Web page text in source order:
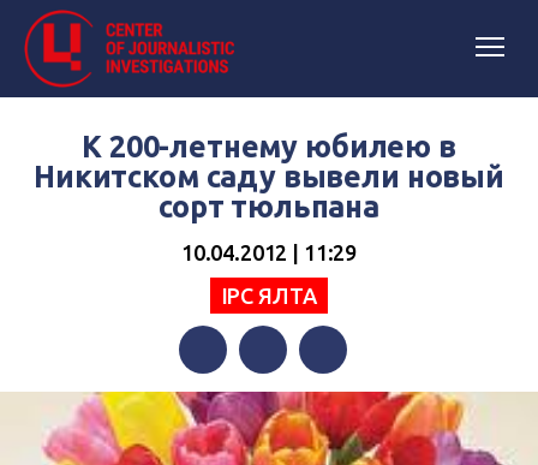
К 200-летнему юбилею в
Никитском саду вывели новый
сорт тюльпана
10.04.2012 | 11:29
IPC ЯЛТА
FacebookTwitterTelegram